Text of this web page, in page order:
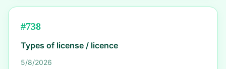
#738
Types of license / licence
5/8/2026